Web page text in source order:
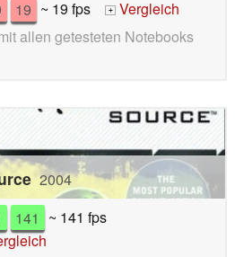
19 ~ 19 fps + Vergleich
allen getesteten Notebooks
2004
141 ~ 141 fps